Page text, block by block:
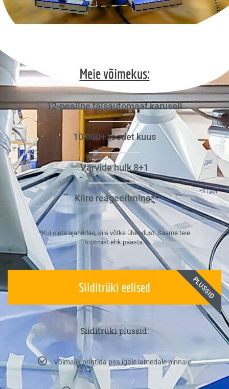
Meie võimekus:
12-pealine täisautomaat karusell
10,000+ toodet kuus
Värvide hulk 8+1
Kiire reageerimine*
*Kui olete ajahädas, siis võtke ühendust. Saame teie
tootmist ehk päästa.
Siiditrüki eelised
Siiditrüki plussid:
Võimalik printida pea igale lamedale pinnale
PLUSSID